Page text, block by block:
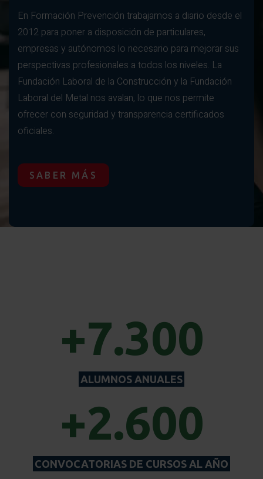
En Formación Prevención trabajamos a diario desde el
2012 para poner a disposición de particulares,
empresas y autónomos lo necesario para mejorar sus
perspectivas profesionales a todos los niveles. La
Fundación Laboral de la Construcción y la Fundación
Laboral del Metal nos avalan, lo que nos permite
ofrecer con seguridad y transparencia certificados
oficiales.
SABER MÁS
+7.300
ALUMNOS ANUALES
+2.600
CONVOCATORIAS DE CURSOS AL AÑO